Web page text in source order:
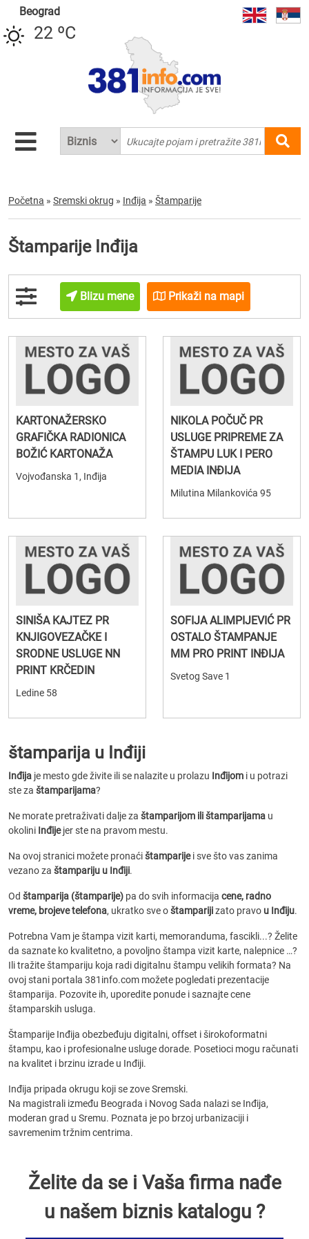
Beograd
22 ºC
Početna » Sremski okrug » Inđija » Štamparije
Štamparije Inđija
Blizu mene Prikaži na mapi
KARTONAŽERSKO
GRAFIČKA RADIONICA
BOŽIĆ KARTONAŽA
Vojvođanska 1, Inđija
NIKOLA POČUČ PR
USLUGE PRIPREME ZA
ŠTAMPU LUK I PERO
MEDIA INĐIJA
Milutina Milankovića 95
SINIŠA KAJTEZ PR
KNJIGOVEZAČKE I
SRODNE USLUGE NN
PRINT KRČEDIN
Ledine 58
SOFIJA ALIMPIJEVIĆ PR
OSTALO ŠTAMPANJE
MM PRO PRINT INĐIJA
Svetog Save 1
štamparija u Inđiji
Inđija je mesto gde živite ili se nalazite u prolazu Inđijom i u potrazi
ste za štamparijama?
Ne morate pretraživati dalje za štamparijom ili štamparijama u
okolini Inđijejer ste na pravom mestu.
Na ovoj stranici možete pronaćištamparijei sve što vas zanima
vezano za štampariju u Inđiji.
Od štamparija (štamparije) pa do svih informacija cene, radno
vreme, brojeve telefona, ukratko sve oštamparijizato pravo u Inđiju.
Potrebna Vam je štampa vizit karti, memoranduma, fascikli...? Želite
da saznate ko kvalitetno, a povoljno štampa vizit karte, nalepnice …?
Ili tražite štampariju koja radi digitalnu štampu velikih formata? Na
ovoj stani portala 381info.com možete pogledati prezentacije
štamparija. Pozovite ih, uporedite ponude i saznajte cene
štamparskih usluga.
Štamparije Inđija obezbeđuju digitalni, offset i širokoformatni
štampu, kao i profesionalne usluge dorade. Posetioci mogu računati
na kvalitet i brzinu izrade u Inđiji.
Inđija pripada okrugu koji se zove Sremski.
Na magistrali između Beograda i Novog Sada nalazi se Inđija,
moderan grad u Sremu. Poznata je po brzoj urbanizaciji i
savremenim tržnim centrima.
Želite da se i Vaša firma nađe
u našem biznis katalogu ?